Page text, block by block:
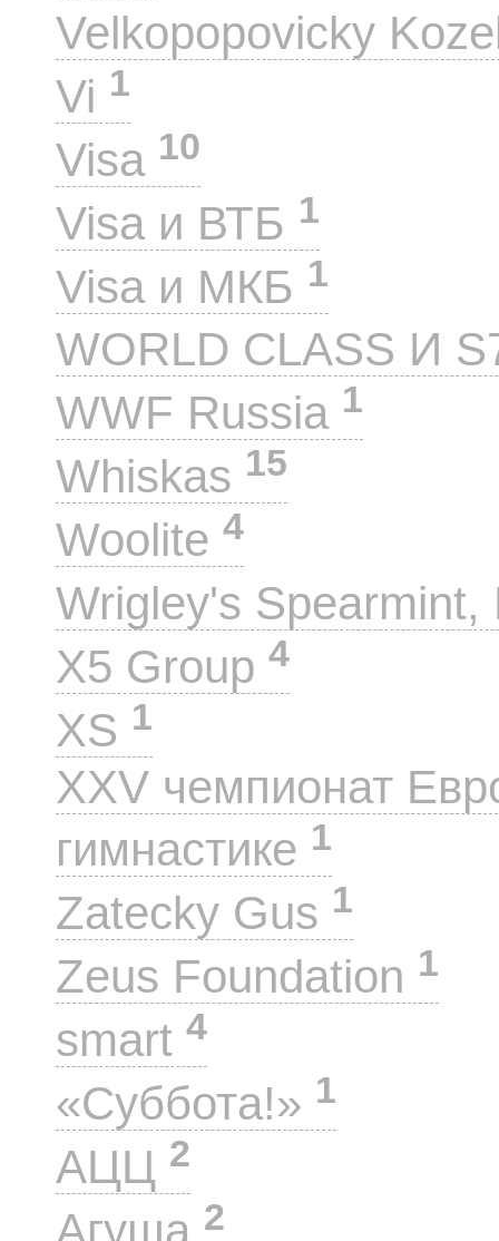
Velkopopovicky
Vi 1
Visa 10
Visa и ВТБ 1
Visa и МКБ 1
WORLD CLASS И
WWF Russia 1
Whiskas 15
Woolite 4
Wrigley's
X5 Group 4
XS 1
XXV чемпионат
гимнастике 1
Zatecky Gus 1
Zeus Foundation 1
smart 4
«Суббота!» 1
АЦЦ 2
Агуша 2